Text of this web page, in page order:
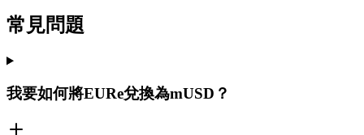
常見問題
我要如何將EURe兌換為mUSD？